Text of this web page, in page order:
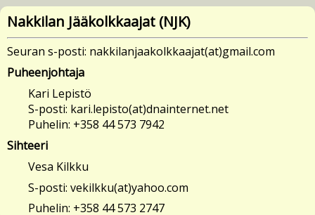
Nakkilan Jääkolkkaajat (NJK)
Seuran s-posti: nakkilanjaakolkkaajat(at)gmail.com
Puheenjohtaja
Kari Lepistö
S-posti: kari.lepisto(at)dnainternet.net
Puhelin: +358 44 573 7942
Sihteeri
Vesa Kilkku
S-posti: vekilkku(at)yahoo.com
Puhelin: +358 44 573 2747